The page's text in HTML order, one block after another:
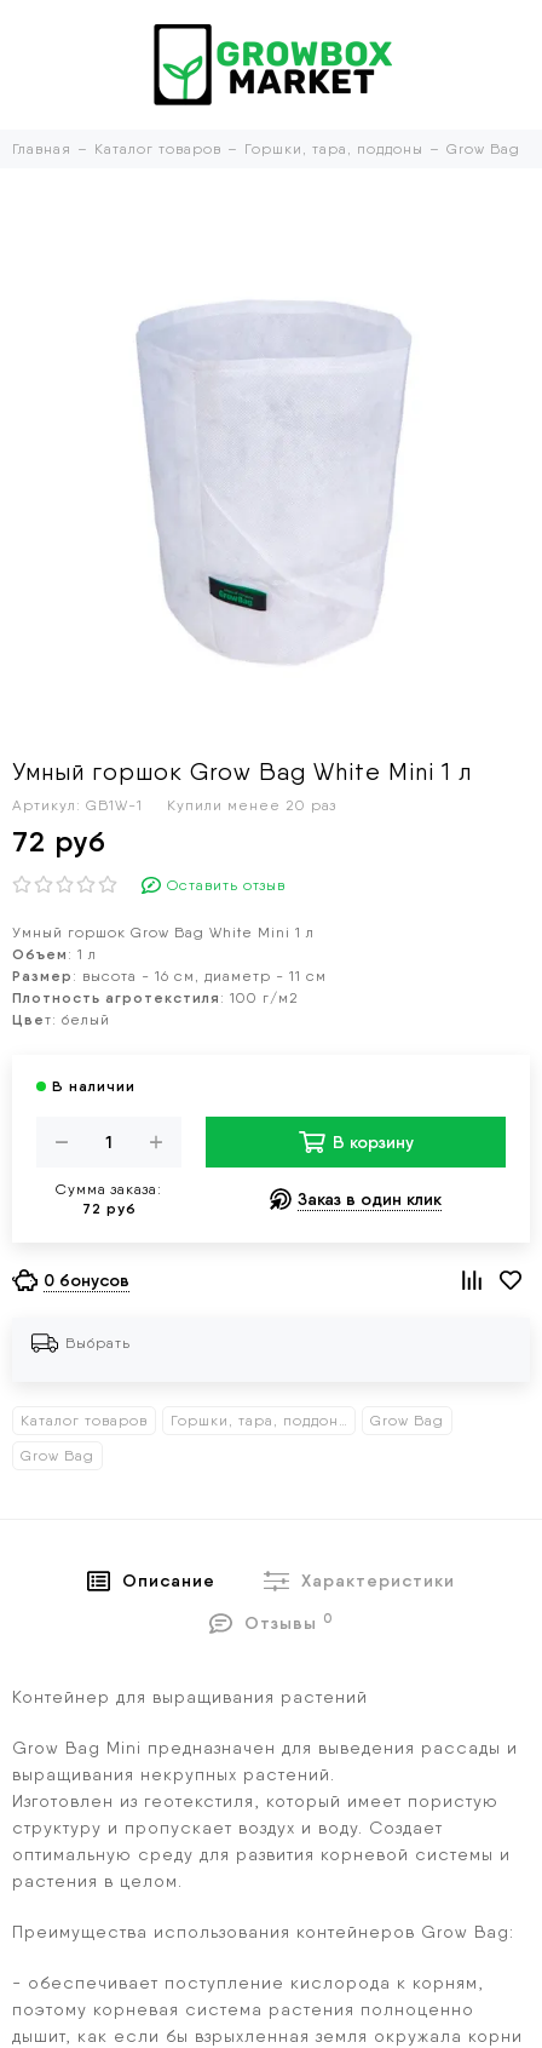
Главная Каталог товаров Горшки, тара, поддоны Grow Bag
Умный горшок Grow Bag White Mini 1 л
Артикул: GB1W-1 Купили менее 20 раз
72 руб
Оставить отзыв
Умный горшок Grow Bag White Mini 1 л
Объем : 1 л
Размер : высота - 16 см, диаметр - 11 см
Плотность агротекстиля : 100 г/м2
Цвет: белый
Сумма заказа:
72 руб
В корзину
Заказ в один клик
0 бонусов
Выбрать
Каталог товаров Горшки, тара, поддоны Grow Bag
Grow Bag
Описание
Характеристики
Отзывы
0
Контейнер для выращивания растений
Grow Bag Mini предназначен для выведения рассады и
выращивания некрупных растений.
Изготовлен из геотекстиля, который имеет пористую
структуру и пропускает воздух и воду. Создает
оптимальную среду для развития корневой системы и
растения в целом.
Преимущества использования контейнеров Grow Bag:
- обеспечивает поступление кислорода к корням,
поэтому корневая система растения полноценно
дышит, как если бы взрыхленная земля окружала корни